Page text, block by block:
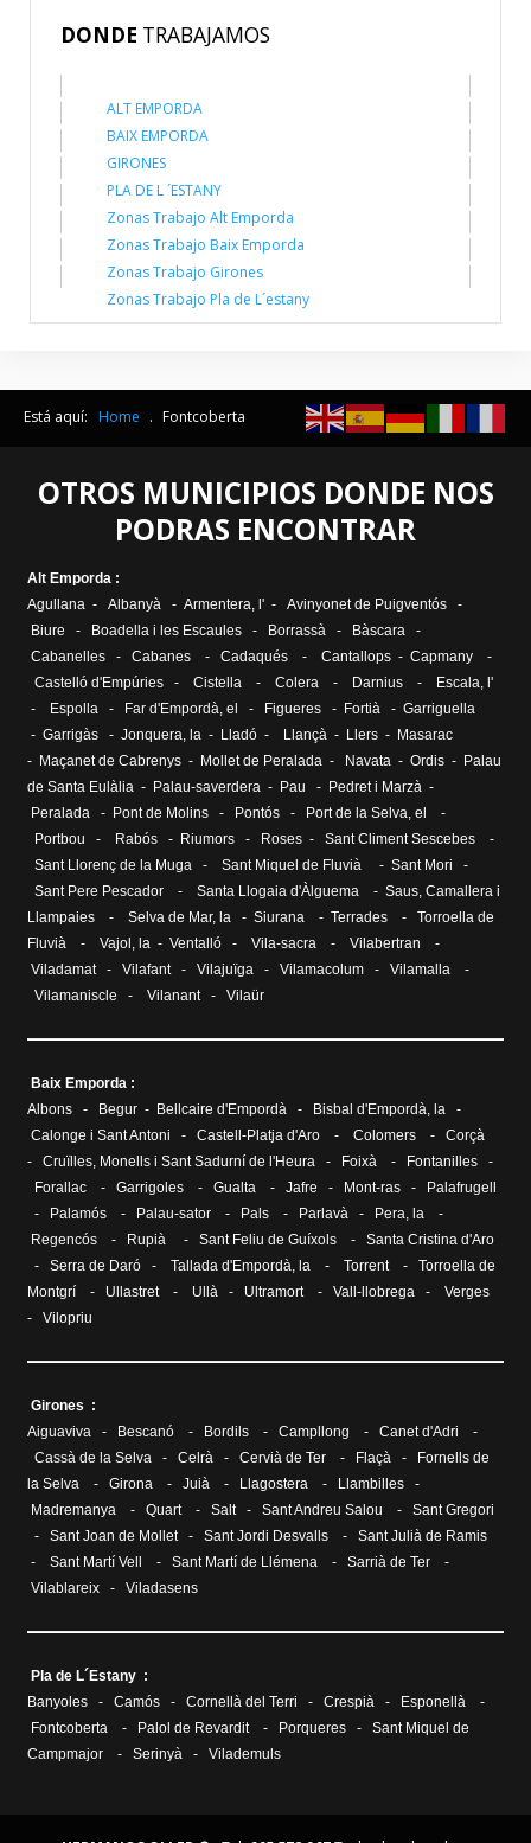
DONDE TRABAJAMOS
ALT EMPORDA
BAIX EMPORDA
GIRONES
PLA DE L ´ESTANY
Zonas Trabajo Alt Emporda
Zonas Trabajo Baix Emporda
Zonas Trabajo Girones
Zonas Trabajo Pla de L´estany
Está aquí: Home . Fontcoberta
OTROS MUNICIPIOS DONDE NOS
PODRAS ENCONTRAR
Alt Emporda :
Agullana - Albanyà - Armentera, l' - Avinyonet de Puigventós -
Biure - Boadella i les Escaules - Borrassà - Bàscara -
Cabanelles - Cabanes - Cadaqués - Cantallops - Capmany -
Castelló d'Empúries - Cistella - Colera - Darnius - Escala, l '
-
Espolla - Far d'Empordà, el - Figueres - Fortià - Garriguella
- Garrigàs - Jonquera, la - Lladó - Llançà - Llers -
Masarac
-
Maçanet de Cabrenys - Mollet de Peralada - Navata - Ordis -
Palau
de Santa Eulàlia - Palau-saverdera - Pau - Pedret i Marzà -
Peralada - Pont de Molins - Pontós - Port de la Selva, el
-
Portbou - Rabós - Riumors - Roses - Sant Climent Sescebes -
Sant Llorenç de la Muga - Sant Miquel de Fluvià - Sant Mori -
Sant Pere Pescador - Santa Llogaia d'Àlguema - Saus, Camallera i
Llampaies - Selva de Mar, la - Siurana - Terrades - Torroella de
Fluvià - Vajol, la - Ventalló - Vila-sacra - Vilabertran -
Viladamat- Vilafant- Vilajuïga - Vilamacolum - Vilamalla -
Vilamaniscle
- Vilanant- Vilaür
Baix Emporda :
Albons
- Begur - Bellcaire d'Empordà - Bisbal d'Empordà, la -
Calonge i Sant Antoni
- Castell-Platja d'Aro - Colomers - Corçà
- Cruïlles, Monells i Sant Sadurní de l'Heura - Foixà - Fontanilles -
Forallac - Garrigoles - Gualta - Jafre - Mont-ras -
Palafrugell
-
Palamós - Palau-sator - Pals - Parlavà - Pera, la -
Regencós - Rupià - Sant Feliu de Guíxols - Santa Cristina d'Aro
- Serra de Daró - Tallada d'Empordà, la - Torrent - Torroella de
Montgrí - Ullastret- Ullà - Ultramort - Vall-llobrega - Verges
- Vilopriu
Girones :
Aiguaviva - Bescanó - Bordils - Campllong - Canet d'Adri
-
Cassà de la Selva - Celrà - Cervià de Ter - Flaçà -
Fornells de
la Selva - Girona - Juià - Llagostera - Llambilles -
Madremanya - Quart- Salt- Sant Andreu Salou - Sant Gregori
- Sant Joan de Mollet- Sant Jordi Desvalls - Sant Julià de Ramis
- Sant Martí Vell - Sant Martí de Llémena - Sarrià de Ter -
Vilablareix - Viladasens
Pla de L´Estany :
Banyoles - Camós - Cornellà del Terri - Crespià - Esponellà
-
Fontcoberta - Palol de Revardit- Porqueres - Sant Miquel de
Campmajor
- Serinyà - Vilademuls